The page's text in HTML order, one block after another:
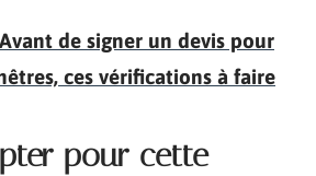
Avant de signer un devis pour
ces vérifications à faire
pour cette